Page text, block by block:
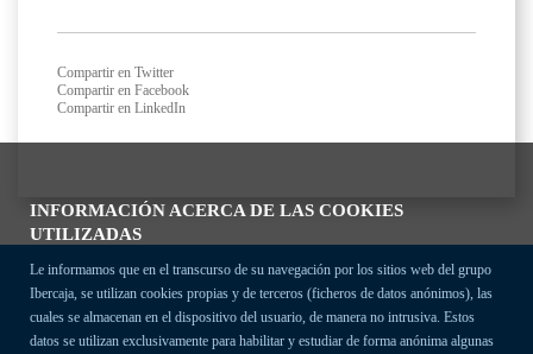
INFORMACIÓN ACERCA DE LAS COOKIES
UTILIZADAS
Le informamos que en el transcurso de su navegación por los sitios web del grupo
Ibercaja, se utilizan cookies propias y de terceros (ficheros de datos anónimos), las
cuales se almacenan en el dispositivo del usuario, de manera no intrusiva. Estos
datos se utilizan exclusivamente para habilitar y estudiar de forma anónima algunas
Compartir en Twitter
Compartir en Facebook
Compartir en LinkedIn